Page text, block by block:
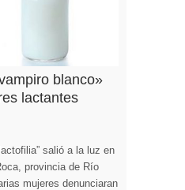
blanco»
lactantes
salió a la luz en
provincia de Río
mujeres denunciaran